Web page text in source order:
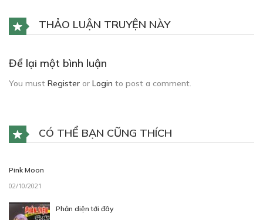
THẢO LUẬN TRUYỆN NÀY
Để lại một bình luận
You must Register or Login to post a comment.
CÓ THỂ BẠN CŨNG THÍCH
Pink Moon
02/10/2021
Phản diện tới đây